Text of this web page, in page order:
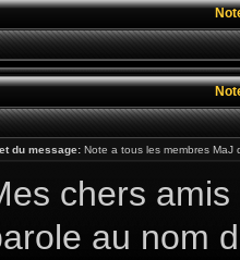
du message: Note a tous les membres MaJ
chers
au nom